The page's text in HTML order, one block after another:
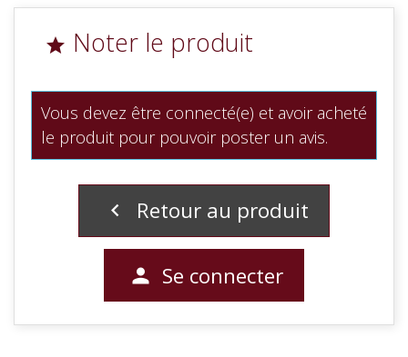
 Noter le produit
Vous devez être connecté(e) et avoir acheté
le produit pour pouvoir poster un avis.
 Retour au produit
 Se connecter